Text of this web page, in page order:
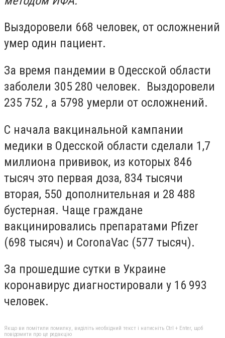
Выздоровели 668 человек, от осложнений
умер один пациент.
За время пандемии в Одесской области
заболели 305 280 человек. Выздоровели
235 752 , а 5798 умерли от осложнений.
С начала вакцинальной кампании
медики в Одесской области сделали 1,7
миллиона прививок, из которых 846
тысяч это первая доза, 834 тысячи
вторая, 550 дополнительная и 28 488
бустерная. Чаще граждане
вакцинировались препаратами Pfizer
(698 тысяч) и CoronaVac (577 тысяч).
За прошедшие сутки в Украине
коронавирус диагностировали у 16 993
человек.
Якщо ви помітили помилку, виділіть необхідний текст і натисніть Ctrl + Enter, щоб
повідомити про це редакцію